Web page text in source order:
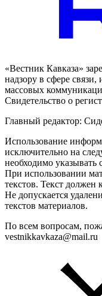
«Вестник Кавказа»
надзору в сфере
массовых
Свидетельство о
Главный редактор:
Использование
исключительно на
необходимо указывать
При использовании
текстов. Текст должен
Не допускается
текстов материалов.
По всем вопросам,
vestnikkavkaza@mail.ru